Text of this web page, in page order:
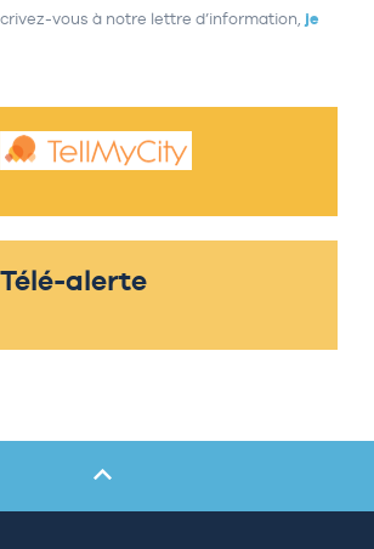
vous à notre lettre d’information, je
Télé-alerte